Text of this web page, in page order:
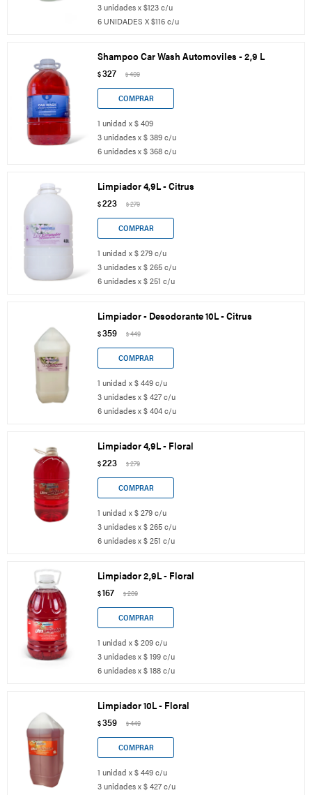
3 unidades x $123 c/u
6 UNIDADES X $116 c/u
Shampoo Car Wash Automoviles - 2,9 L
$327 $409
1 unidad x $ 409
3 unidades x $ 389 c/u
6 unidades x $ 368 c/u
Limpiador 4,9L - Citrus
$223 $279
1 unidad x $ 279 c/u
3 unidades x $ 265 c/u
6 unidades x $ 251 c/u
Limpiador - Desodorante 10L - Citrus
$359 $449
1 unidad x $ 449 c/u
3 unidades x $ 427 c/u
6 unidades x $ 404 c/u
Limpiador 4,9L - Floral
$223 $279
1 unidad x $ 279 c/u
3 unidades x $ 265 c/u
6 unidades x $ 251 c/u
Limpiador 2,9L - Floral
$167 $209
1 unidad x $ 209 c/u
3 unidades x $ 199 c/u
6 unidades x $ 188 c/u
Limpiador 10L - Floral
$359 $449
1 unidad x $ 449 c/u
3 unidades x $ 427 c/u